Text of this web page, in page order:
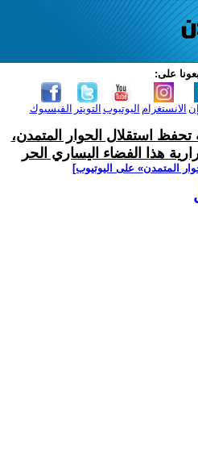
على:
الفيسبوك التويتر اليوتيوب الانستغرام
تحفظ استقلال الحوار المتمدن،
هذا الفضاء اليساري الحر
المتمدن» على اليوتيوب]